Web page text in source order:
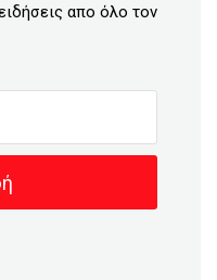
απο όλο τον